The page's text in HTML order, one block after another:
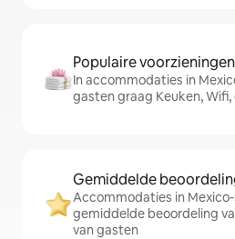
Populaire
In accommodaties in
gasten graag Keuken,
Gemiddelde
Accommodaties in
gemiddelde beoordeling
van gasten